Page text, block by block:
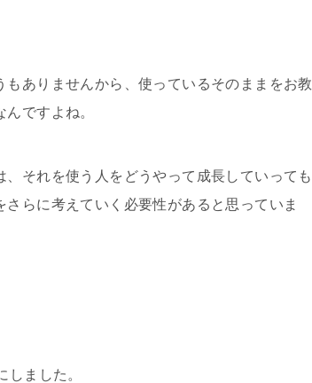
ありませんから、使っているそのままをお教
ですよね。
それを使う人をどうやって成長していっても
らに考えていく必要性があると思っていま
ました。